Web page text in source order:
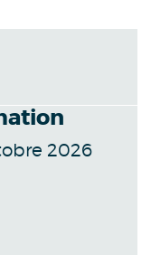
2026